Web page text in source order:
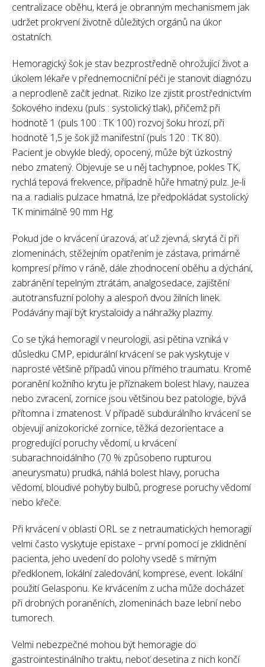
centralizace oběhu, která je obranným mechanismem jak
udržet prokrvení životně důležitých orgánů na úkor
ostatních.
Hemoragický šok je stav bezprostředně ohrožující život a
úkolem lékaře v přednemocniční péči je stanovit diagnózu
a neprodleně začít jednat. Riziko lze zjistit prostřednictvím
šokového indexu (puls : systolický tlak), přičemž při
hodnotě 1 (puls 100 : TK 100) rozvoj šoku hrozí, při
hodnotě 1,5 je šok již manifestní (puls 120 : TK 80).
Pacient je obvykle bledý, opocený, může být úzkostný
nebo zmatený. Objevuje se u něj tachypnoe, pokles TK,
rychlá tepová frekvence, případně hůře hmatný pulz. Je-li
na a. radialis pulzace hmatná, lze předpokládat systolický
TK minimálně 90 mm Hg.
Pokud jde o krvácení úrazová, ať už zjevná, skrytá či při
zlomeninách, stěžejním opatřením je zástava, primárně
kompresí přímo v ráně, dále zhodnocení oběhu a dýchání,
zabránění tepelným ztrátám, analgosedace, zajištění
autotransfuzní polohy a alespoň dvou žilních linek.
Podávány mají být krystaloidy a náhražky plazmy.
Co se týká hemoragií v neurologii, asi pětina vzniká v
důsledku CMP, epidurální krvácení se pak vyskytuje v
naprosté většině případů vinou přímého traumatu. Kromě
poranění kožního krytu je příznakem bolest hlavy, nauzea
nebo zvracení, zornice jsou většinou bez patologie, bývá
přítomna i zmatenost. V případě subdurálního krvácení se
objevují anizokorické zornice, těžká dezorientace a
progredující poruchy vědomí, u krvácení
subarachnoidálního (70 % způsobeno rupturou
aneurysmatu) prudká, náhlá bolest hlavy, porucha
vědomí, bloudivé pohyby bulbů, progrese poruchy vědomí
nebo křeče.
Při krvácení v oblasti ORL se z netraumatických hemoragií
velmi často vyskytuje epistaxe – první pomocí je zklidnění
pacienta, jeho uvedení do polohy vsedě s mírným
předklonem, lokální zaledování, komprese, event. lokální
použití Gelasponu. Ke krvácením z ucha může docházet
při drobných poraněních, zlomeninách baze lební nebo
tumorech.
Velmi nebezpečné mohou být hemoragie do
gastrointestinálního traktu, neboť desetina z nich končí